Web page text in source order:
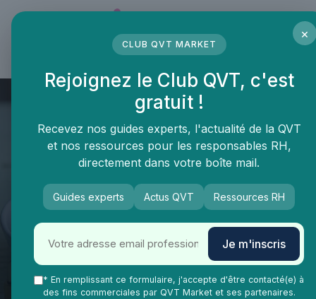
QVT Market Enjeux dans la QVT Prévention risques
Alcool sur le lieu de travail :
comment sécuriser sans
dégrader la qualité de vie au
×
CLUB QVT MARKET
Rejoignez le Club QVT, c'est
gratuit !
Recevez nos guides experts, l'actualité de la QVT
et nos ressources pour les responsables RH,
directement dans votre boîte mail.
Guides experts Actus QVT Ressources RH
Je m'inscris
* En remplissant ce formulaire, j'accepte d'être contacté(e) à
des fins commerciales par QVT Market et ses partenaires.
Panneau de gestion des cookies